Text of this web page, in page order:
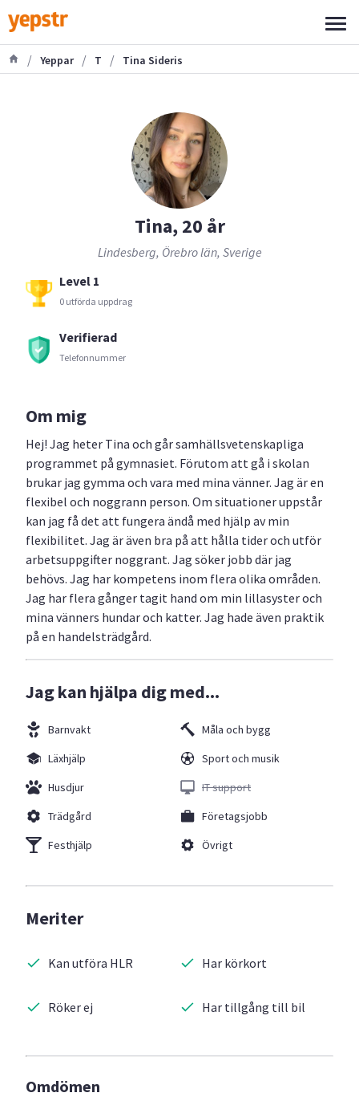
/ Yeppar / T / Tina Sideris
Tina, 20 år
Lindesberg, Örebro län, Sverige
Level 1
0 utförda uppdrag
Verifierad
Telefonnummer
Om mig
Hej! Jag heter Tina och går samhällsvetenskapliga
programmet på gymnasiet. Förutom att gå i skolan
brukar jag gymma och vara med mina vänner. Jag är en
flexibel och noggrann person. Om situationer uppstår
kan jag få det att fungera ändå med hjälp av min
flexibilitet. Jag är även bra på att hålla tider och utför
arbetsuppgifter noggrant. Jag söker jobb där jag
behövs. Jag har kompetens inom flera olika områden.
Jag har flera gånger tagit hand om min lillasyster och
mina vänners hundar och katter. Jag hade även praktik
på en handelsträdgård.
Jag kan hjälpa dig med...
Barnvakt
Läxhjälp
Husdjur
Trädgård
Festhjälp
Måla och bygg
Sport och musik
IT support
Företagsjobb
Övrigt
Meriter
Kan utföra HLR
Röker ej
Har körkort
Har tillgång till bil
Omdömen